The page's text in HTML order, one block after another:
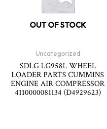
OUT OF STOCK
Uncategorized
SDLG LG958L WHEEL
LOADER PARTS CUMMINS
ENGINE AIR COMPRESSOR
4110000081134 (D4929623)